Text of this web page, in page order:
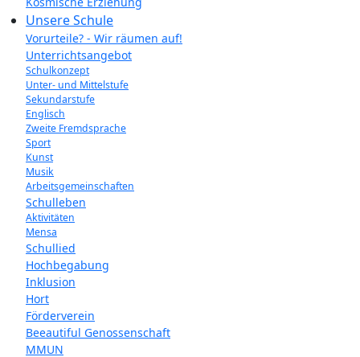
Unsere Schule
Vorurteile? - Wir räumen auf!
Unterrichtsangebot
Schulkonzept
Unter- und Mittelstufe
Sekundarstufe
Englisch
Zweite Fremdsprache
Sport
Kunst
Musik
Arbeitsgemeinschaften
Schulleben
Aktivitäten
Mensa
Schullied
Hochbegabung
Inklusion
Hort
Förderverein
Beeautiful Genossenschaft
MMUN